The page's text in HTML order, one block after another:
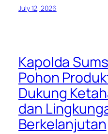
July 12, 2026
Kapolda
Pohon
Dukung
dan
Berkelanjutan